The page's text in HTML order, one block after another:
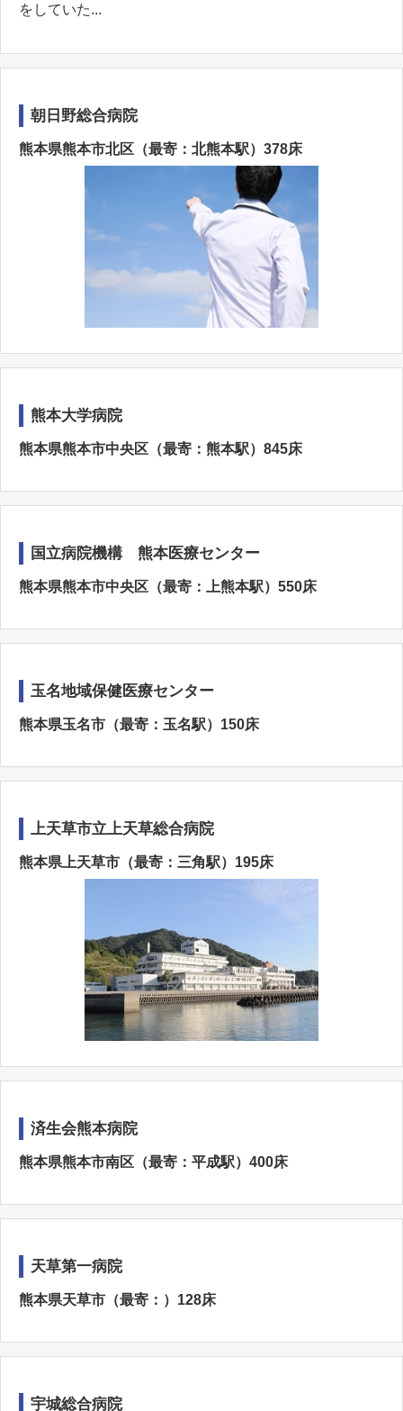
をしていた...
朝日野総合病院
熊本県熊本市北区（最寄：北熊本駅）378床
熊本大学病院
熊本県熊本市中央区（最寄：熊本駅）845床
国立病院機構 熊本医療センター
熊本県熊本市中央区（最寄：上熊本駅）550床
玉名地域保健医療センター
熊本県玉名市（最寄：玉名駅）150床
上天草市立上天草総合病院
熊本県上天草市（最寄：三角駅）195床
済生会熊本病院
熊本県熊本市南区（最寄：平成駅）400床
天草第一病院
熊本県天草市（最寄：）128床
宇城総合病院